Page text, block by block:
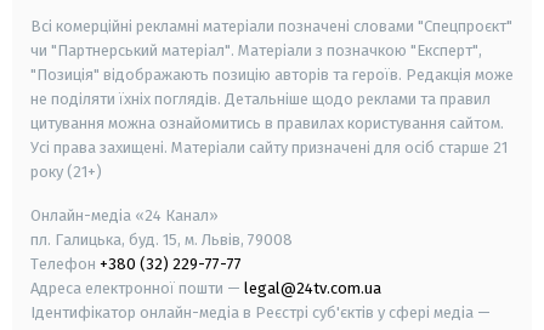
Всі комерційні рекламні матеріали позначені словами "Спецпроєкт"
чи "Партнерський матеріал". Матеріали з позначкою "Експерт",
"Позиція" відображають позицію авторів та героїв. Редакція може
не поділяти їхніх поглядів. Детальніше щодо реклами та правил
цитування можна ознайомитись в правилах користування сайтом.
Усі права захищені. Матеріали сайту призначені для осіб старше 21
року (21+)
Онлайн-медіа «24 Канал»
пл. Галицька, буд. 15, м. Львів, 79008
Телефон +380 (32) 229-77-77
Адреса електронної пошти — legal@24tv.com.ua
Ідентифікатор онлайн-медіа в Реєстрі суб'єктів у сфері медіа —